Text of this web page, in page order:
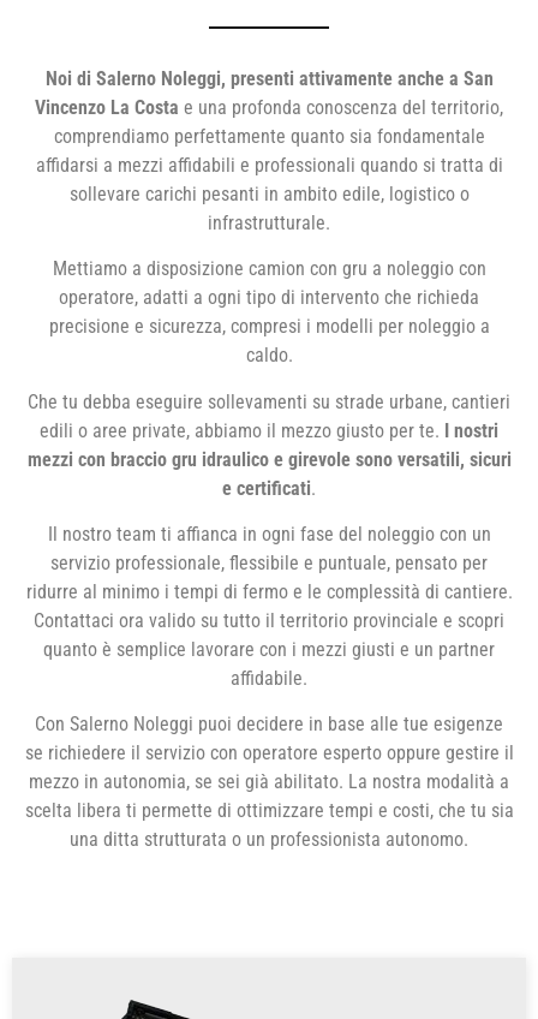
Noi di Salerno Noleggi, presenti attivamente anche a San
Vincenzo La Costa e una profonda conoscenza del territorio,
comprendiamo perfettamente quanto sia fondamentale
affidarsi a mezzi affidabili e professionali quando si tratta di
sollevare carichi pesanti in ambito edile, logistico o
infrastrutturale.
Mettiamo a disposizione camion con gru a noleggio con
operatore, adatti a ogni tipo di intervento che richieda
precisione e sicurezza, compresi i modelli per noleggio a
caldo.
Che tu debba eseguire sollevamenti su strade urbane, cantieri
edili o aree private, abbiamo il mezzo giusto per te. I nostri
mezzi con braccio gru idraulico e girevole sono versatili, sicuri
e certificati.
Il nostro team ti affianca in ogni fase del noleggio con un
servizio professionale, flessibile e puntuale, pensato per
ridurre al minimo i tempi di fermo e le complessità di cantiere.
Contattaci ora valido su tutto il territorio provinciale e scopri
quanto è semplice lavorare con i mezzi giusti e un partner
affidabile.
Con Salerno Noleggi puoi decidere in base alle tue esigenze
se richiedere il servizio con operatore esperto oppure gestire il
mezzo in autonomia, se sei già abilitato. La nostra modalità a
scelta libera ti permette di ottimizzare tempi e costi, che tu sia
una ditta strutturata o un professionista autonomo.